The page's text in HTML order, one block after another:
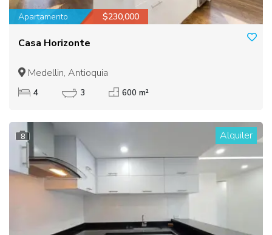
Apartamento $230,000
Casa Horizonte
Medellin, Antioquia
4 3 600 m²
8 Alquiler